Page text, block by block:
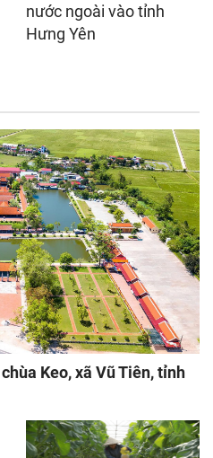
nước ngoài vào tỉnh
Hưng Yên
Keo, xã Vũ Tiên, tỉnh